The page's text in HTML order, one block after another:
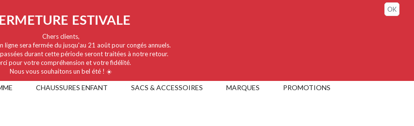
CHAUSSURES ENFANT SACS & ACCESSOIRES MARQUES PROMOTIONS
ESTIVALE
Chers clients,
ligne sera fermée du jusqu'au 21 août pour congés annuels.
durant cette période seront traitées à notre retour.
pour votre compréhension et votre fidélité.
Nous vous souhaitons un bel été ! ☀️
OK